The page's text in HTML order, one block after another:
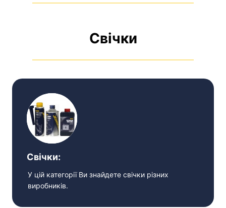
Свічки
Свічки:
У цій категорії Ви знайдете свічки різних
виробників.